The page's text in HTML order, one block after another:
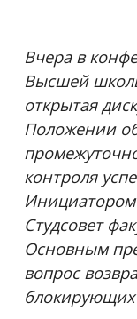
Вчера в
Высшей
открытая
Положении
контроля
Студсовет
Основным
вопрос